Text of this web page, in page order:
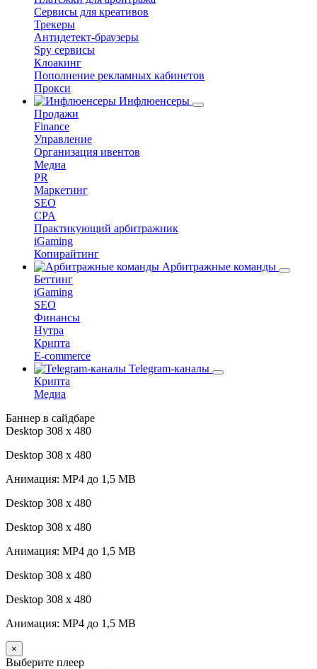
Сервисы для креативов
Трекеры
Антидетект-браузеры
Spy сервисы
Клоакинг
Пополнение рекламных кабинетов
Прокси
Инфлюенсеры
Продажи
Finance
Управление
Организация ивентов
Медиа
PR
Маркетинг
SEO
CPA
Практикующий арбитражник
iGaming
Копирайтинг
Арбитражные команды
Беттинг
iGaming
SEO
Финансы
Нутра
Крипта
E-commerce
Telegram-каналы
Крипта
Медиа
Баннер в сайдбаре
Desktop 308 х 480
Desktop 308 х 480
Анимация: MP4 до 1,5 MB
Desktop 308 х 480
Desktop 308 х 480
Анимация: MP4 до 1,5 MB
Desktop 308 х 480
Desktop 308 х 480
Анимация: MP4 до 1,5 MB
×
Выберите плеер